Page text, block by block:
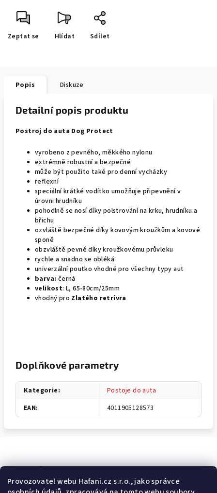
Provozovatel webu Hafani.cz s.r.o., jako správce
Zeptat se Hlídat Sdílet
Popis Diskuze
Detailní popis produktu
Postroj do auta Dog Protect
vyrobeno z pevného, měkkého nylonu
extrémně robustní a bezpečné
může být použito také pro denní vycházky
reflexní
speciální krátké vodítko umožňuje připevnění v
úrovni hrudníku
pohodlně se nosí díky polstrování na krku, hrudníku a
břichu
ozvláště bezpečné díky kovovým kroužkům a kovové
sponě
obzvláště pevné díky kroužkovému průvleku
rychle a snadno se obléká
univerzální poutko vhodné pro všechny typy aut
barva: černá
velikost: L, 65-80cm/25mm
vhodný pro Zlatého retrívra
Doplňkové parametry
Kategorie:
Postoje do auta
EAN: 4011905128573
Odebírat newsletter